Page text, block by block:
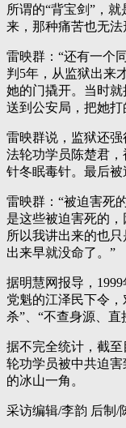
所谓的“背宝剑”，
来，那种痛苦也无法
雷映群：“还有一个
判5年，从监狱出来
她的门撬开。当时
送到公安局，把她
雷映群说，监狱还
法轮功学员陈楚君
针冬眠毒针。最后被
雷映群：“被迫害死
是这些被迫害死的
所以我讲出来的也
出来早就没命了。”
据明慧网报导，
党魁的江泽民下令，
杀”、“不查身源、直
据不完全统计，截
轮功学员被中共迫
的冰山一角。
采访编辑/李韵 后制/